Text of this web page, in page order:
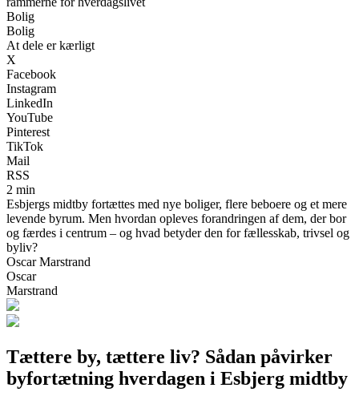
Bolig
Bolig
At dele er kærligt
X
Facebook
Instagram
LinkedIn
YouTube
Pinterest
TikTok
Mail
RSS
2 min
Esbjergs midtby fortættes med nye boliger, flere beboere og et mere
levende byrum. Men hvordan opleves forandringen af dem, der bor
og færdes i centrum – og hvad betyder den for fællesskab, trivsel og
byliv?
Oscar Marstrand
Oscar
Marstrand
Tættere by, tættere liv? Sådan påvirker
byfortætning hverdagen i Esbjerg midtby